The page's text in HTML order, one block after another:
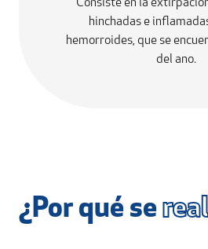
Consiste en la
hinchadas e
hemorroides, que se
del ano.
¿Por qué se